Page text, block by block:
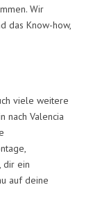
Wir
das Know-how,
viele weitere
nach Valencia
dir ein
auf deine